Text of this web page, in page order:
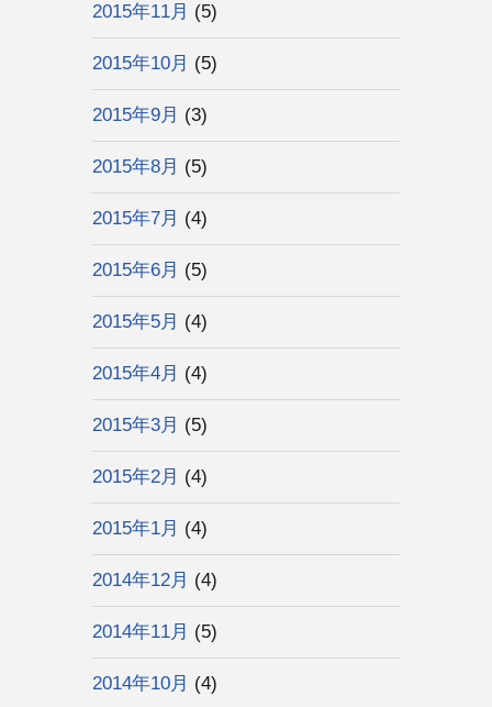
2015年11月 (5)
2015年10月 (5)
2015年9月 (3)
2015年8月 (5)
2015年7月 (4)
2015年6月 (5)
2015年5月 (4)
2015年4月 (4)
2015年3月 (5)
2015年2月 (4)
2015年1月 (4)
2014年12月 (4)
2014年11月 (5)
2014年10月 (4)